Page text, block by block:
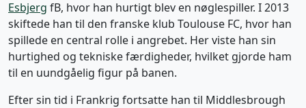
Esbjerg fB, hvor han hurtigt blev en nøglespiller. I 2013
skiftede han til den franske klub Toulouse FC, hvor han
spillede en central rolle i angrebet. Her viste han sin
hurtighed og tekniske færdigheder, hvilket gjorde ham
til en uundgåelig figur på banen.
Efter sin tid i Frankrig fortsatte han til Middlesbrough